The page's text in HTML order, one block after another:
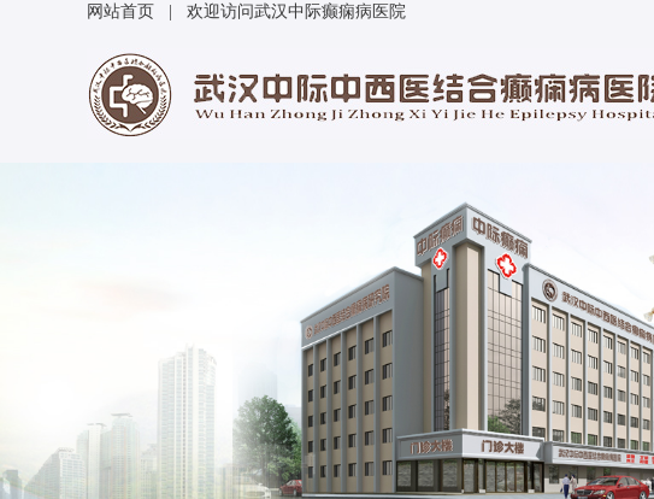
网站首页 | 欢迎访问武汉中际癫痫病医院